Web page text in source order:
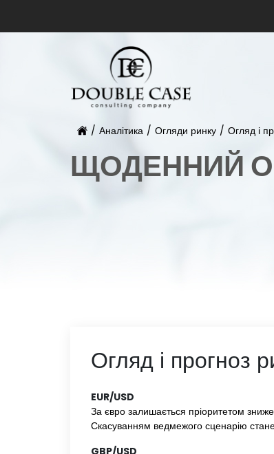
/ Аналітика / Огляди ринку / Огляд і
ЩОДЕННИЙ
Огляд і прогноз
EUR/USD‌ ‌
За євро залишається пріоритетом
Скасуванням ведмежого сценарію
GBP/USD‌ ‌